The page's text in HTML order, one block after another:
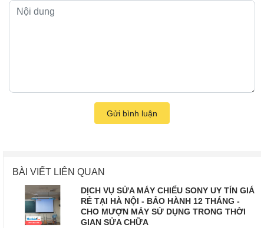
Gửi bình luận
BÀI VIẾT LIÊN QUAN
DỊCH VỤ SỬA MÁY CHIẾU SONY UY TÍN GIÁ
RẺ TẠI HÀ NỘI - BẢO HÀNH 12 THÁNG -
CHO MƯỢN MÁY SỬ DỤNG TRONG THỜI
GIAN SỬA CHỮA